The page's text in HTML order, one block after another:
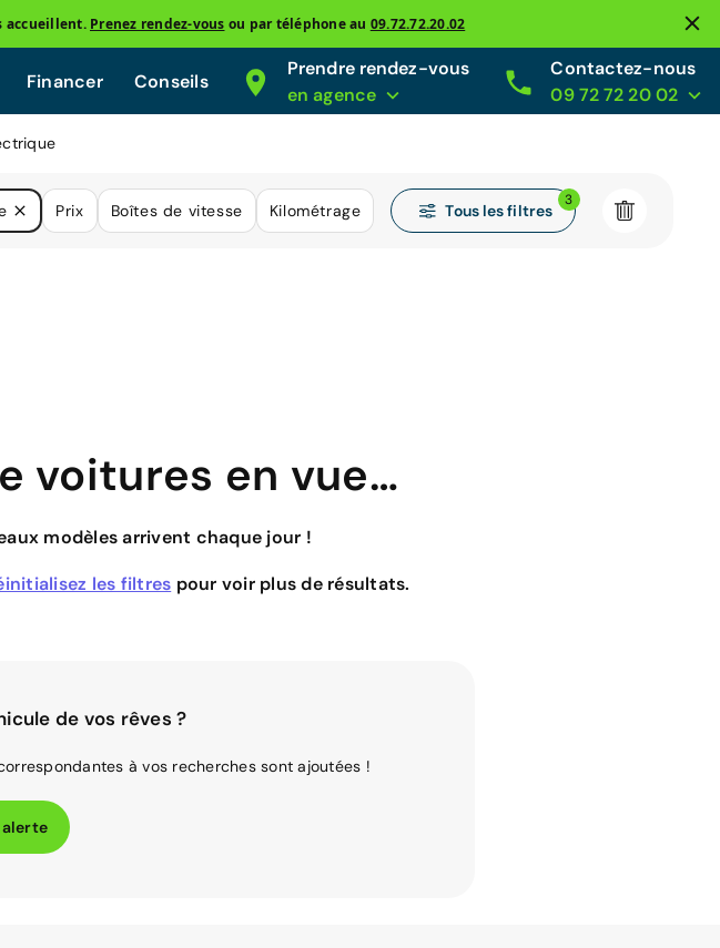
accueillent. Prenez rendez-vous ou par téléphone au 09.72.72.20.02
Financer Conseils
Prendre rendez-vous
en agence
Contactez-nous
09 72 72 20 02
Prix Boîtes de vitesse Kilométrage Tous les filtres
3
voitures en vue…
modèles arrivent chaque jour !
les filtres pour voir plus de résultats.
de vos rêves ?
à vos recherches sont ajoutées !
alerte